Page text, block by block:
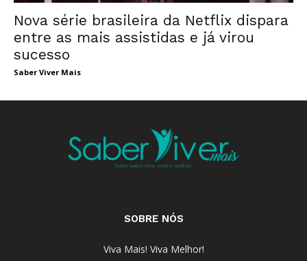
Nova série brasileira da Netflix dispara
entre as mais assistidas e já virou
sucesso
Saber Viver Mais
SOBRE NÓS
Viva Mais! Viva Melhor!